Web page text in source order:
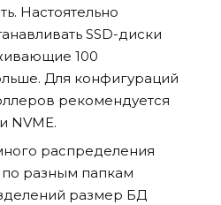
Настоятельно
SSD-диски
100
Для конфигураций
рекомендуется
NVME.
распределения
по разным папкам
размер БД